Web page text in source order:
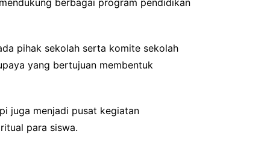
pihak sekolah serta komite sekolah
yang bertujuan membentuk
juga menjadi pusat kegiatan
para siswa.